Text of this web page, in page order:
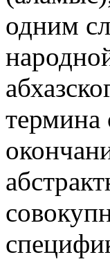
одним
термина